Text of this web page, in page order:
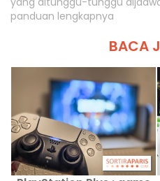
panduan lengkapnya
BACA